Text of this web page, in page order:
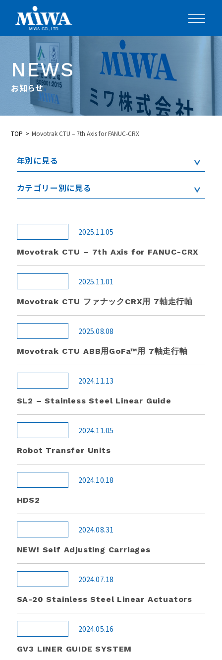
NEWS
お知らせ
TOP Movotrak CTU – 7th Axis for FANUC-CRX
年別に見る
カテゴリー別に見る
2025.11.05
Movotrak CTU – 7th Axis for FANUC-CRX
2025.11.01
Movotrak CTU ファナックCRX用 7軸走行軸
2025.08.08
Movotrak CTU ABB用GoFa™用 7軸走行軸
2024.11.13
SL2 – Stainless Steel Linear Guide
2024.11.05
Robot Transfer Units
2024.10.18
HDS2
2024.08.31
NEW! Self Adjusting Carriages
2024.07.18
SA-20 Stainless Steel Linear Actuators
2024.05.16
GV3 LINER GUIDE SYSTEM